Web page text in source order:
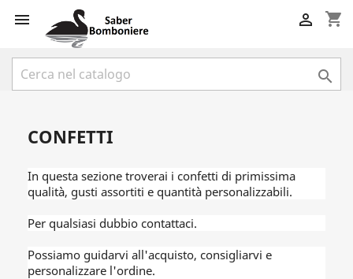
 shopping_cart


CONFETTI
In questa sezione troverai i confetti di primissima
qualità, gusti assortiti e quantità personalizzabili.
Per qualsiasi dubbio contattaci.
Possiamo guidarvi all'acquisto, consigliarvi e
personalizzare l'ordine.